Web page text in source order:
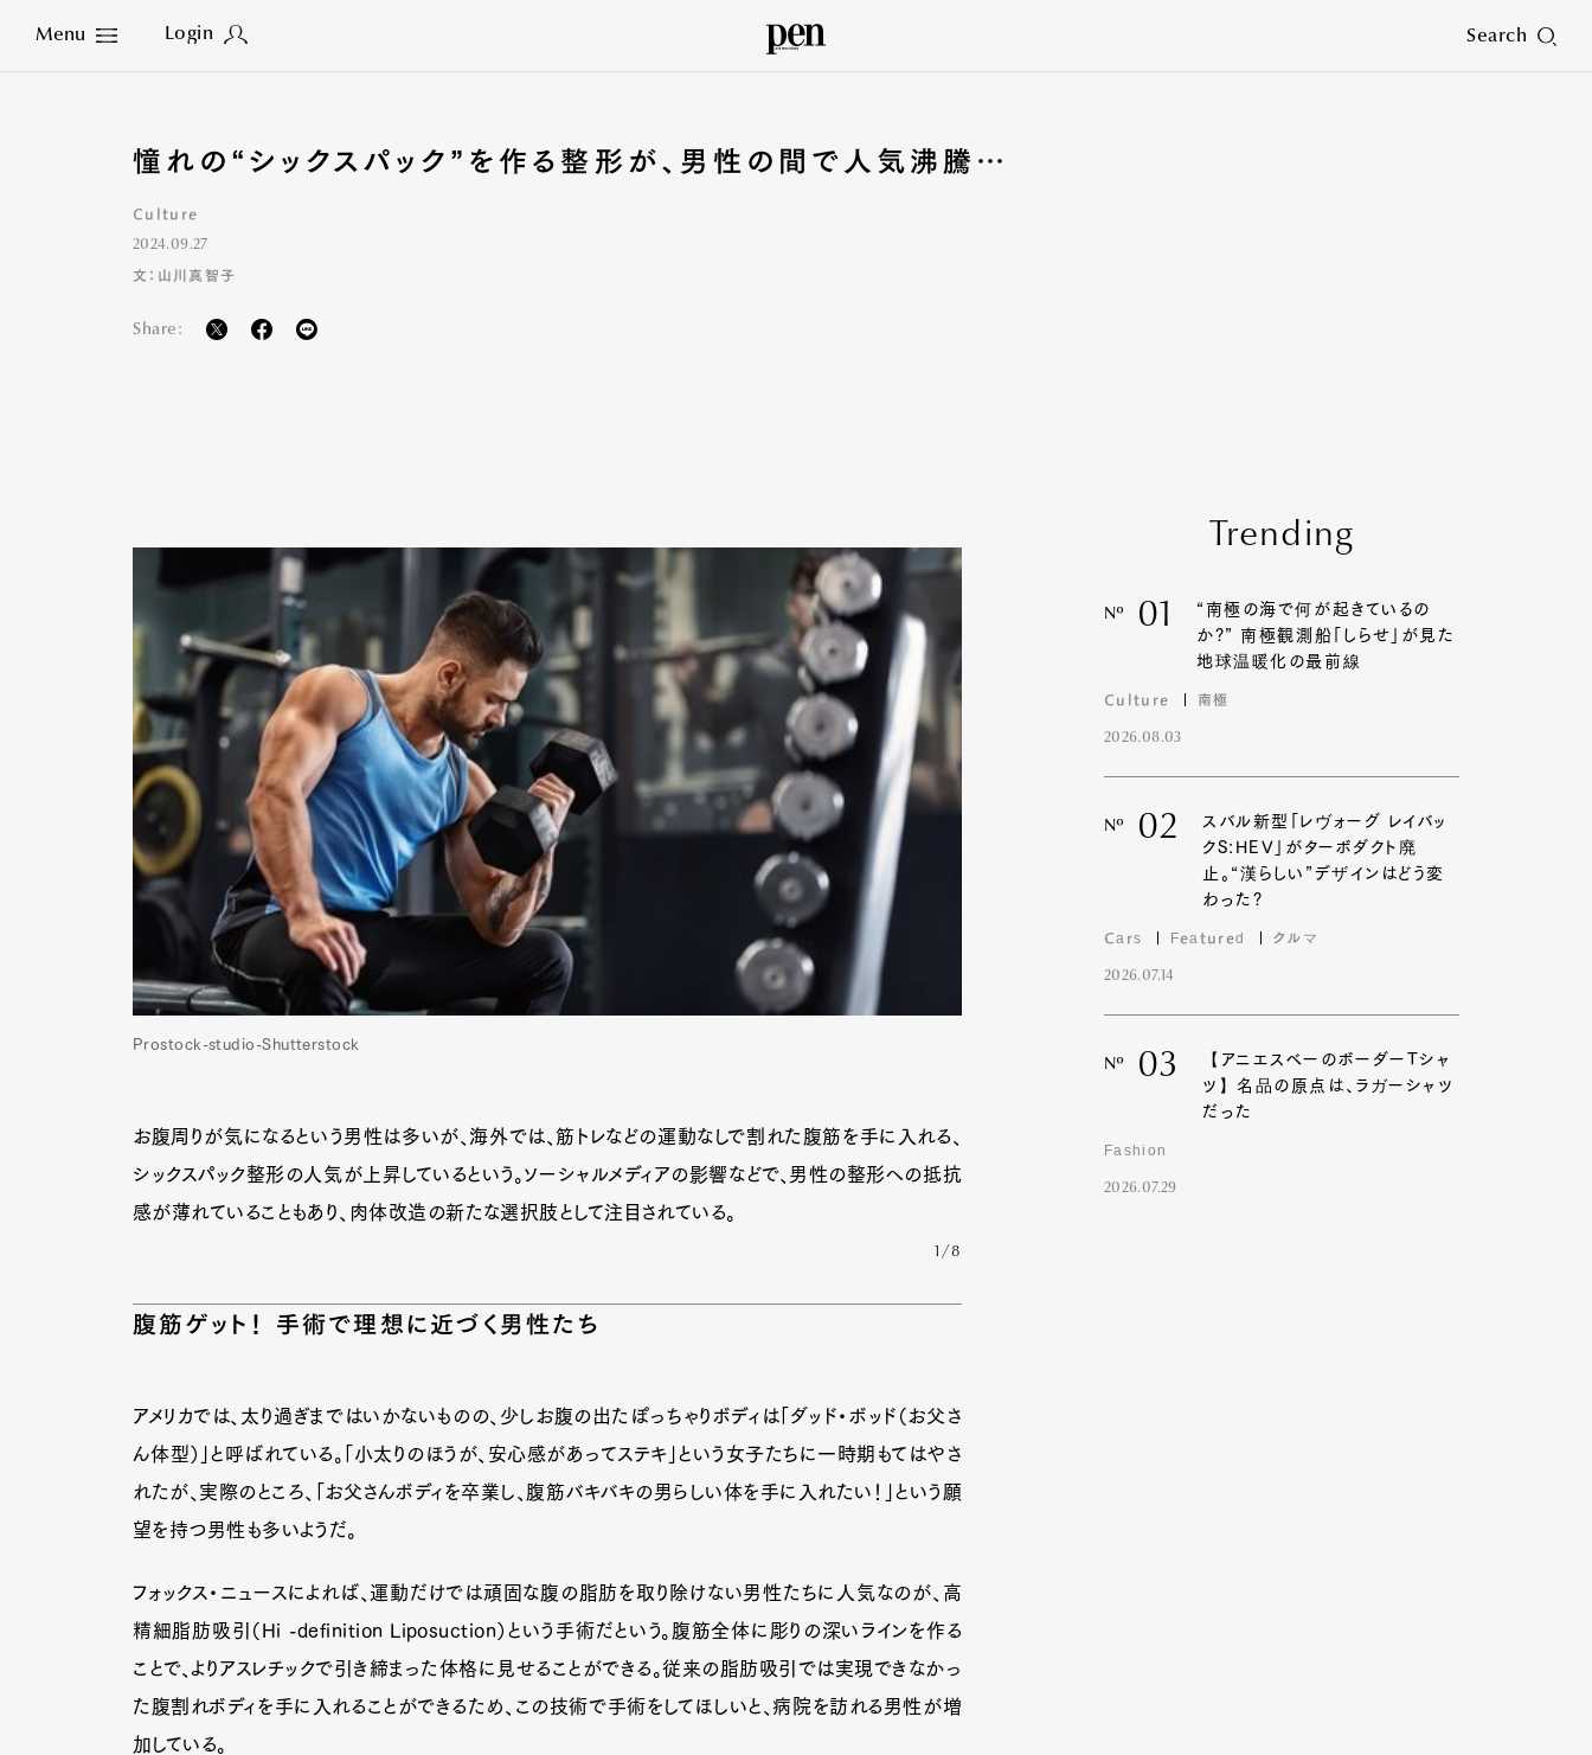
Menu Login Search
Close
憧れの“シックスパック”を作る整形が、男性の間で人気沸騰…
Culture
2024.09.27
文：山川真智子
Share:
Prostock-studio-Shutterstock
お腹周りが気になるという男性は多いが、海外では、筋トレなどの運動なしで割れた腹筋を手に入れる、
シックスパック整形の人気が上昇しているという。ソーシャルメディアの影響などで、男性の整形への抵抗
感が薄れていることもあり、肉体改造の新たな選択肢として注目されている。
1/8
腹筋ゲット！ 手術で理想に近づく男性たち
アメリカでは、太り過ぎまではいかないものの、少しお腹の出たぽっちゃりボディは「ダッド・ボッド（お父さ
ん体型）」と呼ばれている。「小太りのほうが、安心感があってステキ」という女子たちに一時期もてはやさ
れたが、実際のところ、「お父さんボディを卒業し、腹筋バキバキの男らしい体を手に入れたい！」という願
望を持つ男性も多いようだ。
フォックス・ニュースによれば、運動だけでは頑固な腹の脂肪を取り除けない男性たちに人気なのが、高
精細脂肪吸引（Hi -definition Liposuction）という手術だという。腹筋全体に彫りの深いラインを作る
ことで、よりアスレチックで引き締まった体格に見せることができる。従来の脂肪吸引では実現できなかっ
た腹割れボディを手に入れることができるため、この技術で手術をしてほしいと、病院を訪れる男性が増
加している。
Trending
Nº 01
“南極の海で何が起きているの
か?” 南極観測船「しらせ」が見た
地球温暖化の最前線
Culture 南極
2026.08.03
Nº 02
スバル新型「レヴォーグ レイバッ
クS:HEV」がターボダクト廃
止。“漢らしい”デザインはどう変
わった?
Cars Featured クルマ
2026.07.14
Nº 03
【アニエスベーのボーダーTシャ
ツ】名品の原点は、ラガーシャツ
だった
Fashion
2026.07.29